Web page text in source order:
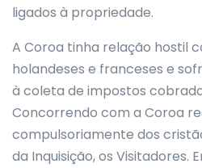
ligados à propriedade.
A Coroa tinha relação hostil
holandeses e franceses e
à coleta de impostos
Concorrendo com a Coroa
compulsoriamente dos
da Inquisição, os Visitadores.